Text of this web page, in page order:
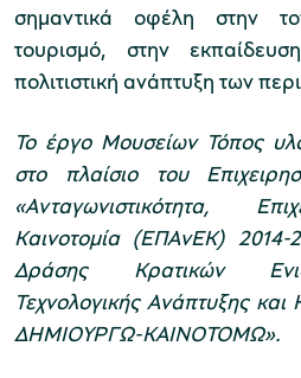
σημαντικά οφέλη στην
τουρισμό, στην
πολιτιστική ανάπτυξη των
Το έργο Μουσείων Τόπος
στο πλαίσιο του
«Ανταγωνιστικότητα,
Καινοτομία (ΕΠΑνΕΚ) 2014-
Δράσης Κρατικών
Τεχνολογικής Ανάπτυξης
ΔΗΜΙΟΥΡΓΩ-ΚΑΙΝΟΤΟΜΩ».